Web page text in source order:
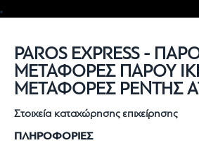
PAROS EXPRESS -
ΜΕΤΑΦΟΡΕΣ ΠΑΡΟΥ
ΜΕΤΑΦΟΡΕΣ ΡΕΝΤΗΣ
Στοιχεία καταχώρησης επιχείρησης
ΠΛΗΡΟΦΟΡΙΕΣ